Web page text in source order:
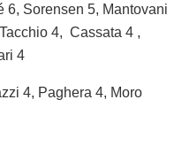
Sorensen 5, Mantovani
4, Cassata 4 ,
4
4, Paghera 4, Moro